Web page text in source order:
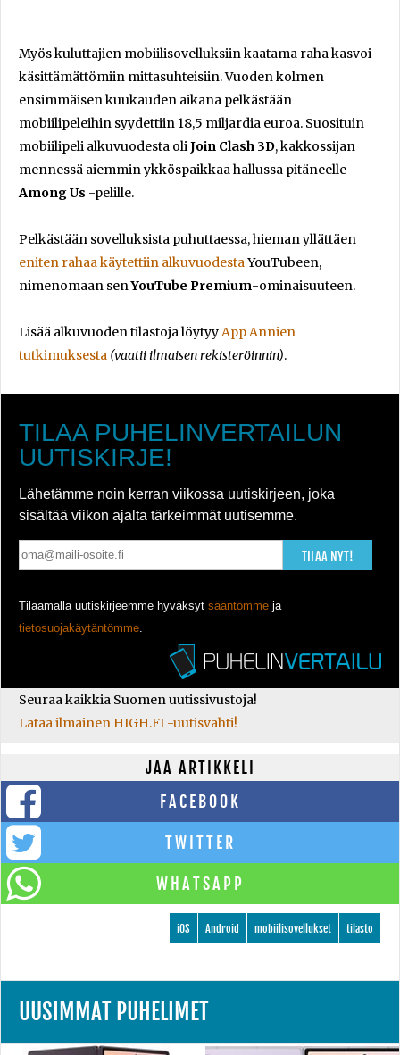
Myös kuluttajien mobiilisovelluksiin kaatama raha kasvoi
käsittämättömiin mittasuhteisiin. Vuoden kolmen
ensimmäisen kuukauden aikana pelkästään
mobiilipeleihin syydettiin 18,5 miljardia euroa. Suosituin
mobiilipeli alkuvuodesta oli Join Clash 3D, kakkossijan
mennessä aiemmin ykköspaikkaa hallussa pitäneelle
Among Us -pelille.
Pelkästään sovelluksista puhuttaessa, hieman yllättäen
eniten rahaa käytettiin alkuvuodesta YouTubeen,
nimenomaan senYouTube Premium-ominaisuuteen.
Lisää alkuvuoden tilastoja löytyy App Annien
tutkimuksesta (vaatii ilmaisen rekisteröinnin).
TILAA PUHELINVERTAILUN
UUTISKIRJE!
Lähetämme noin kerran viikossa uutiskirjeen, joka
sisältää viikon ajalta tärkeimmät uutisemme.
TILAA NYT!
Tilaamalla uutiskirjeemme hyväksyt sääntömme ja
tietosuojakäytäntömme
Seuraa kaikkia Suomen uutissivustoja!
Lataa ilmainen HIGH.FI -uutisvahti!
JAA ARTIKKELI
FACEBOOK
TWITTER
WHATSAPP
tilasto
mobiilisovellukset
Android
iOS
UUSIMMAT PUHELIMET